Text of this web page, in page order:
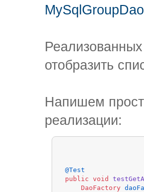
отобразить
Напишем
реализации:
@Test
public
void
DaoFactory